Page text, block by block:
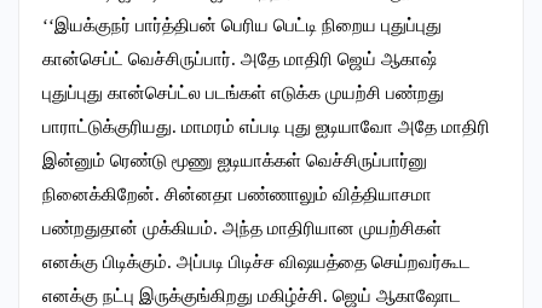
‘‘இயக்குநர் பார்த்திபன் பெரிய பெட்டி நிறைய புதுப்புது
கான்செப்ட் வெச்சிருப்பார். அதே மாதிரி ஜெய் ஆகாஷ்
புதுப்புது கான்செப்ட்ல படங்கள் எடுக்க முயற்சி பண்றது
பாராட்டுக்குரியது. மாமரம் எப்படி புது ஐடியாவோ அதே மாதிரி
இன்னும் ரெண்டு மூணு ஐடியாக்கள் வெச்சிருப்பார்னு
நினைக்கிறேன். சின்னதா பண்ணாலும் வித்தியாசமா
பண்றதுதான் முக்கியம். அந்த மாதிரியான முயற்சிகள்
எனக்கு பிடிக்கும். அப்படி பிடிச்ச விஷயத்தை செய்றவர்கூட
எனக்கு நட்பு இருக்குங்கிறது மகிழ்ச்சி. ஜெய் ஆகாஷோட